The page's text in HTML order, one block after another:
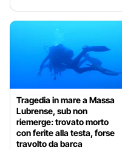
Tragedia in mare a Massa
Lubrense, sub non
riemerge: trovato morto
con ferite alla testa, forse
travolto da barca